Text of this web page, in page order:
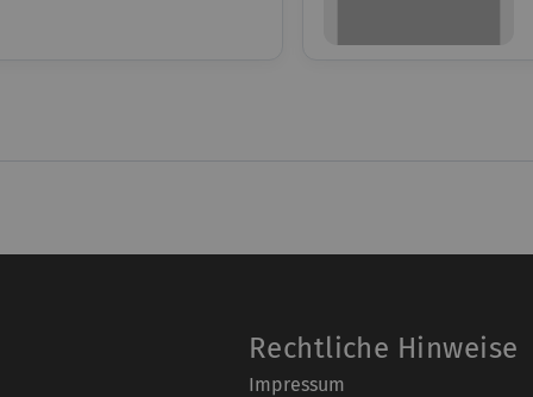
Rechtliche Hinweise
Impressum